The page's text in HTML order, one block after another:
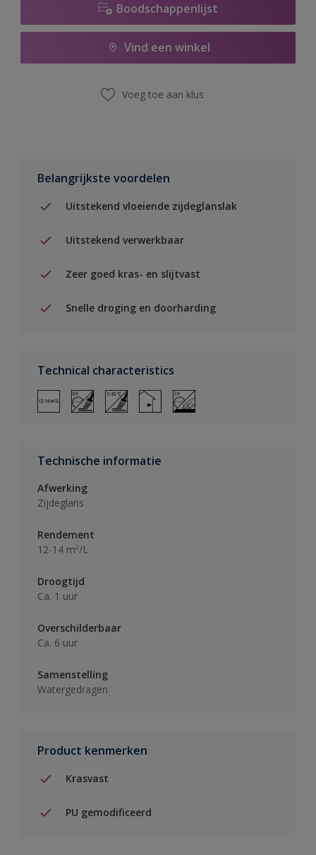
Boodschappenlijst
Vind een winkel
Voeg toe aan klus
Belangrijkste voordelen
Uitstekend vloeiende zijdeglanslak
Uitstekend verwerkbaar
Zeer goed kras- en slijtvast
Snelle droging en doorharding
Technical characteristics
Technische informatie
Afwerking
Zijdeglans
Rendement
12-14 m²/L
Droogtijd
Ca. 1 uur
Overschilderbaar
Ca. 6 uur
Samenstelling
Watergedragen
Product kenmerken
Krasvast
PU gemodificeerd